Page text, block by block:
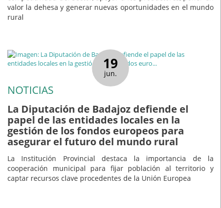
valor la dehesa y generar nuevas oportunidades en el mundo
rural
19
jun.
NOTICIAS
La Diputación de Badajoz defiende el
papel de las entidades locales en la
gestión de los fondos europeos para
asegurar el futuro del mundo rural
La Institución Provincial destaca la importancia de la
cooperación municipal para fijar población al territorio y
captar recursos clave procedentes de la Unión Europea